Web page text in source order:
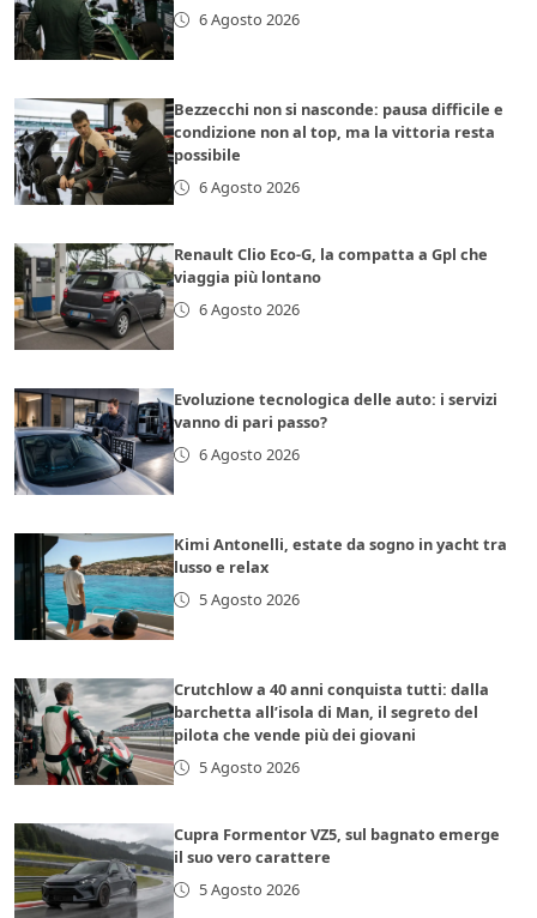
6 Agosto 2026
Bezzecchi non si nasconde: pausa difficile e
condizione non al top, ma la vittoria resta
possibile
6 Agosto 2026
Renault Clio Eco-G, la compatta a Gpl che
viaggia più lontano
6 Agosto 2026
Evoluzione tecnologica delle auto: i servizi
vanno di pari passo?
6 Agosto 2026
Kimi Antonelli, estate da sogno in yacht tra
lusso e relax
5 Agosto 2026
Crutchlow a 40 anni conquista tutti: dalla
barchetta all’isola di Man, il segreto del
pilota che vende più dei giovani
5 Agosto 2026
Cupra Formentor VZ5, sul bagnato emerge
il suo vero carattere
5 Agosto 2026